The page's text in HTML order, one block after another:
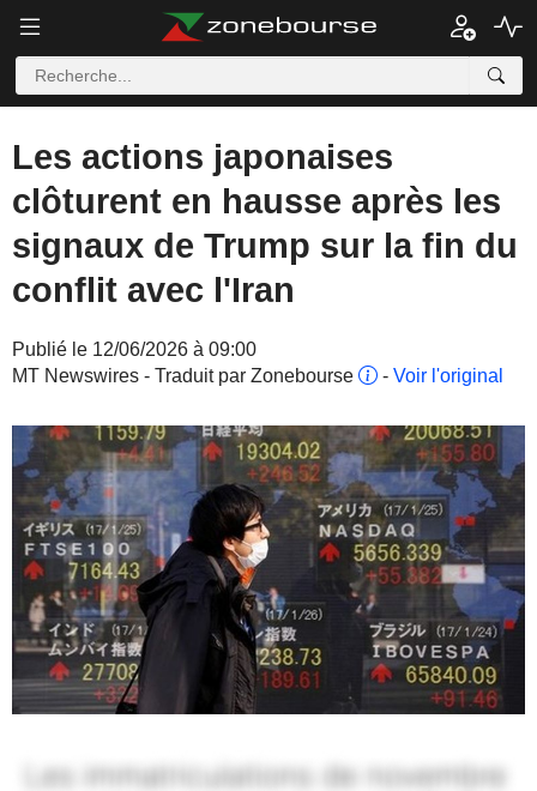
Les actions japonaises
clôturent en hausse après les
signaux de Trump sur la fin du
conflit avec l'Iran
Publié le 12/06/2026 à 09:00
MT Newswires - Traduit par Zonebourse
- Voir l'original